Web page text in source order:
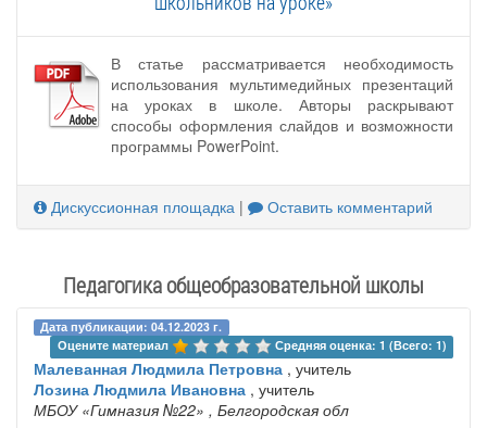
В статье рассматривается необходимость
использования мультимедийных презентаций
на уроках в школе. Авторы раскрывают
способы оформления слайдов и возможности
программы PowerPoint.
Дискуссионная площадка | Оставить комментарий
Педагогика общеобразовательной школы
Дата публикации: 04.12.2023 г.
Оцените материал
Средняя оценка: 1 (Всего: 1)
Малеванная Людмила Петровна , учитель
Лозина Людмила Ивановна , учитель
МБОУ «Гимназия №22» , Белгородская обл